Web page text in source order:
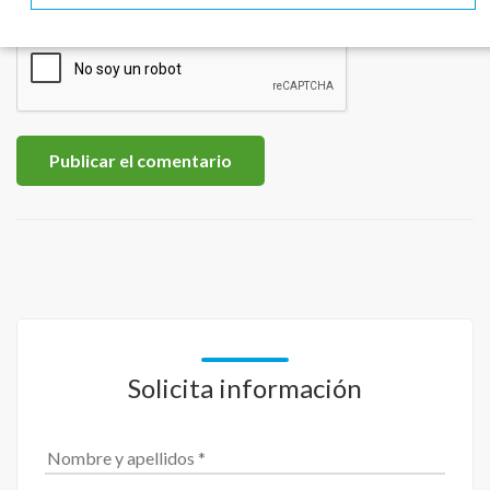
Solicita información